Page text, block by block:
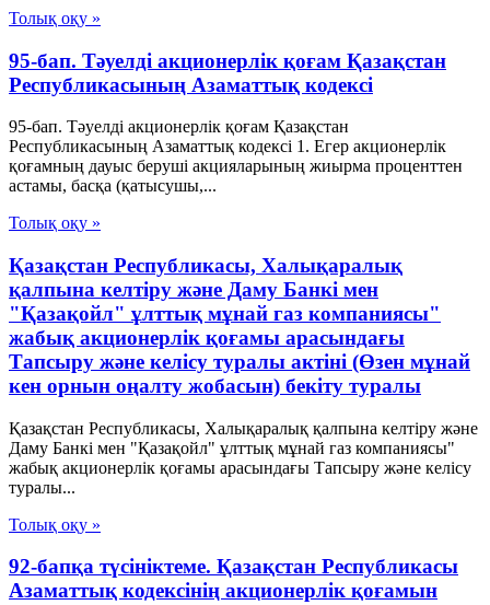
Толық оқу »
95-бап. Тәуелдi акционерлiк қоғам Қазақстан
Республикасының Азаматтық кодексi
95-бап. Тәуелдi акционерлiк қоғам Қазақстан
Республикасының Азаматтық кодексi 1. Егер акционерлiк
қоғамның дауыс берушi акцияларының жиырма проценттен
астамы, басқа (қатысушы,...
Толық оқу »
Қазақстан Республикасы, Халықаралық
қалпына келтіру және Даму Банкі мен
"Қазақойл" ұлттық мұнай газ компаниясы"
жабық акционерлік қоғамы арасындағы
Тапсыру және келісу туралы актіні (Өзен мұнай
кен орнын оңалту жобасын) бекіту туралы
Қазақстан Республикасы, Халықаралық қалпына келтіру және
Даму Банкі мен "Қазақойл" ұлттық мұнай газ компаниясы"
жабық акционерлік қоғамы арасындағы Тапсыру және келісу
туралы...
Толық оқу »
92-бапқа түсініктеме. Қазақстан Республикасы
Азаматтық кодексінің акционерлік қоғамын